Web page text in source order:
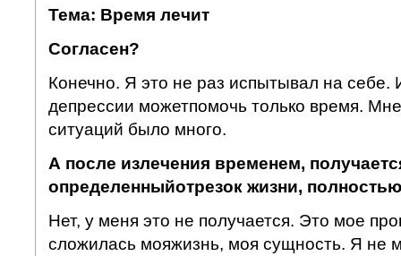
Тема: Время лечит
Согласен?
Конечно. Я это не раз испытывал на себе.
депрессии можетпомочь только время.
ситуаций было много.
А после излечения временем,
определенныйотрезок жизни,
Нет, у меня это не получается. Это мое
сложилась мояжизнь, моя сущность. Я не